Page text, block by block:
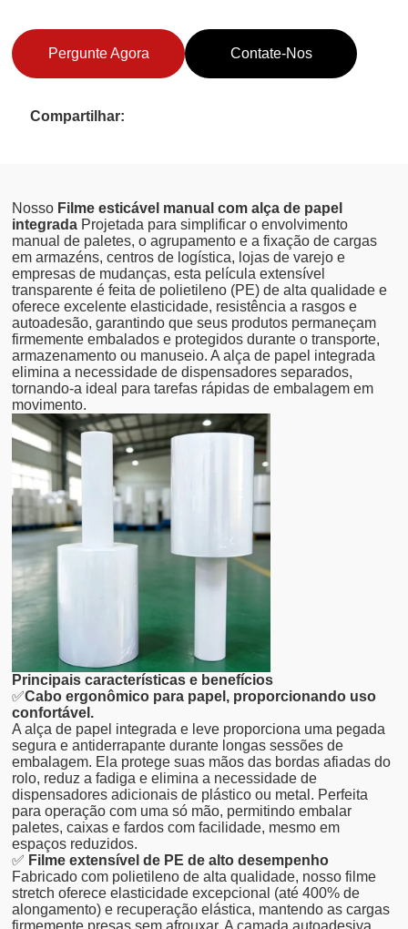
Pergunte Agora Contate-Nos
Compartilhar:
Nosso Filme esticável manual com alça de papel
integrada Projetada para simplificar o envolvimento
manual de paletes, o agrupamento e a fixação de cargas
em armazéns, centros de logística, lojas de varejo e
empresas de mudanças, esta película extensível
transparente é feita de polietileno (PE) de alta qualidade e
oferece excelente elasticidade, resistência a rasgos e
autoadesão, garantindo que seus produtos permaneçam
firmemente embalados e protegidos durante o transporte,
armazenamento ou manuseio. A alça de papel integrada
elimina a necessidade de dispensadores separados,
tornando-a ideal para tarefas rápidas de embalagem em
movimento.
Principais características e benefícios
✅Cabo ergonômico para papel, proporcionando uso
confortável.
A alça de papel integrada e leve proporciona uma pegada
segura e antiderrapante durante longas sessões de
embalagem. Ela protege suas mãos das bordas afiadas do
rolo, reduz a fadiga e elimina a necessidade de
dispensadores adicionais de plástico ou metal. Perfeita
para operação com uma só mão, permitindo embalar
paletes, caixas e fardos com facilidade, mesmo em
espaços reduzidos.
✅ Filme extensível de PE de alto desempenho
Fabricado com polietileno de alta qualidade, nosso filme
stretch oferece elasticidade excepcional (até 400% de
alongamento) e recuperação elástica, mantendo as cargas